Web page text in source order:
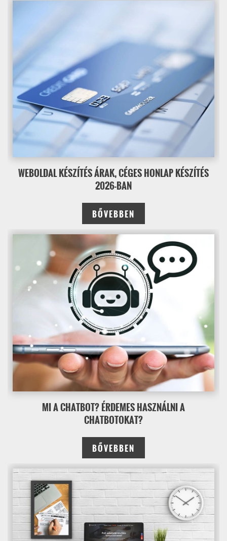
WEBOLDAL KÉSZÍTÉS ÁRAK, CÉGES HONLAP KÉSZÍTÉS
2026-BAN
BŐVEBBEN
MI A CHATBOT? ÉRDEMES HASZNÁLNI A
CHATBOTOKAT?
BŐVEBBEN